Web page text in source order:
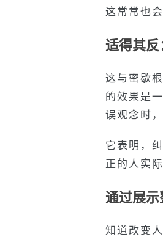
这常常也
适得其
这与密歇
的效果是
误观念时
它表明，
正的人实
通过展
知道改变